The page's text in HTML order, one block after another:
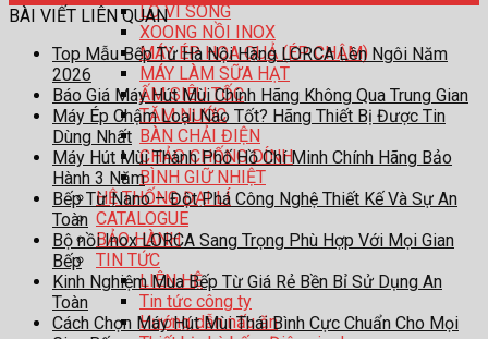
LÒ VI SÓNG
XOONG NỒI INOX
MÁY ÉP HOA QUẢ (ÉP CHẬM)
MÁY LÀM SỮA HẠT
ẤM SIÊU TỐC
TĂM NƯỚC
BÀN CHẢI ĐIỆN
CHẢO CHỐNG DÍNH
BÌNH GIỮ NHIỆT
HỆ THỐNG ĐẠI LÍ
CATALOGUE
BẢO HÀNH
TIN TỨC
LIÊN HỆ
Tin tức công ty
Hướng dẫn nấu ăn
BÀI VIẾT LIÊN QUAN
Top Mẫu Bếp Từ Hà Nội Hãng LORCA Lên Ngôi Năm
2026
Báo Giá Máy Hút Mùi Chính Hãng Không Qua Trung Gian
Máy Ép Chậm Loại Nào Tốt? Hãng Thiết Bị Được Tin
Dùng Nhất
Máy Hút Mùi Thành Phố Hồ Chí Minh Chính Hãng Bảo
Hành 3 Năm
Bếp Từ Nano – Đột Phá Công Nghệ Thiết Kế Và Sự An
Toàn
Bộ nồi Inox LORCA Sang Trọng Phù Hợp Với Mọi Gian
Bếp
Kinh Nghiệm Mua Bếp Từ Giá Rẻ Bền Bỉ Sử Dụng An
Toàn
Cách Chọn Máy Hút Mùi Thái Bình Cực Chuẩn Cho Mọi